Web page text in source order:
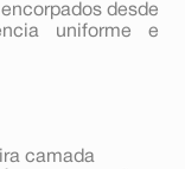
desde
uniforme e
camada